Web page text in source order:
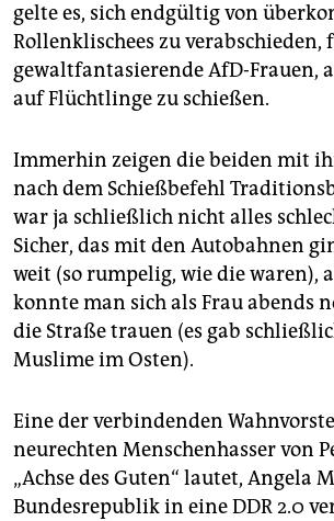
epaper login
gelte es, sich endgültig von
Rollenklischees zu verabschieden,
gewaltfantasierende AfD-Frauen,
auf Flüchtlinge zu schießen.
Immerhin zeigen die beiden mit
nach dem Schießbefehl
war ja schließlich nicht alles
Sicher, das mit den Autobahnen
weit (so rumpelig, wie die waren),
konnte man sich als Frau abends
die Straße trauen (es gab
Muslime im Osten).
Eine der verbindenden
neurechten Menschenhasser von
„Achse des Guten“ lautet, Angela
Bundesrepublik in eine DDR 2.0